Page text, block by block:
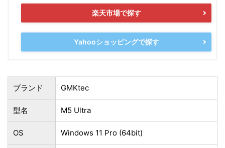
楽天市場で探す
Yahooショッピングで探す
ブランド GMKtec
型名 M5 Ultra
OS Windows 11 Pro (64bit)